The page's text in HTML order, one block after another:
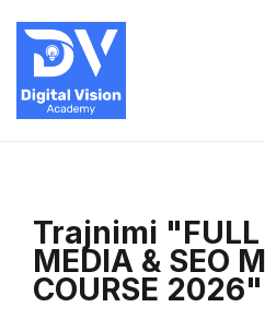
Trajnimi "FULL
MEDIA & SEO
COURSE 2026"